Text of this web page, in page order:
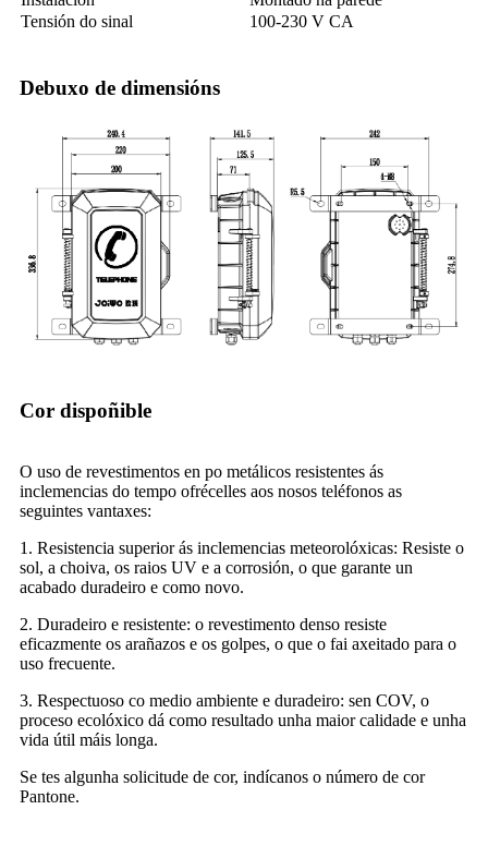
Tensión do sinal
100-230 V CA
Debuxo de dimensións
Cor dispoñible
O uso de revestimentos en po metálicos resistentes ás
inclemencias do tempo ofrécelles aos nosos teléfonos as
seguintes vantaxes:
1. Resistencia superior ás inclemencias meteorolóxicas: Resiste o
sol, a choiva, os raios UV e a corrosión, o que garante un
acabado duradeiro e como novo.
2. Duradeiro e resistente: o revestimento denso resiste
eficazmente os arañazos e os golpes, o que o fai axeitado para o
uso frecuente.
3. Respectuoso co medio ambiente e duradeiro: sen COV, o
proceso ecolóxico dá como resultado unha maior calidade e unha
vida útil máis longa.
Se tes algunha solicitude de cor, indícanos o número de cor
Pantone.